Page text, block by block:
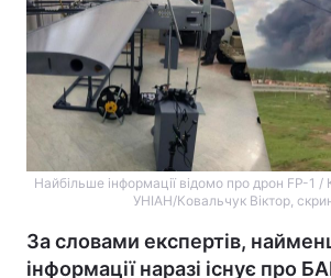
Найбільше інформації відомо про дрон FP-1
УНІАН/Ковальчук Віктор,
За словами експертів,
інформації наразі існує про